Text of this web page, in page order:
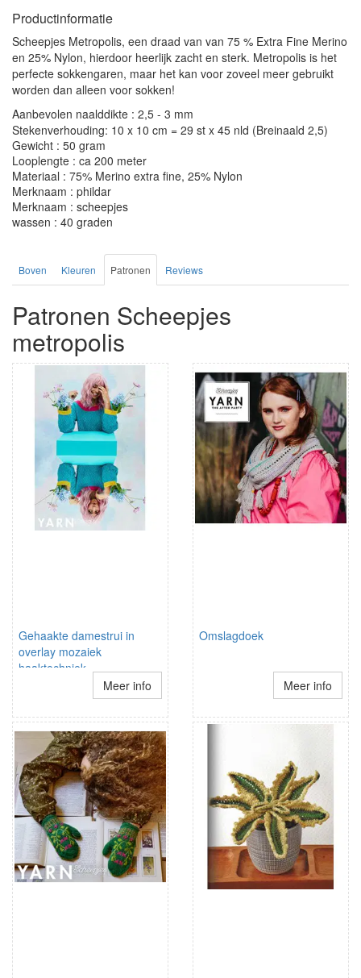
Productinformatie
Scheepjes Metropolis, een draad van van 75 % Extra Fine Merino
en 25% Nylon, hierdoor heerlijk zacht en sterk. Metropolis is het
perfecte sokkengaren, maar het kan voor zoveel meer gebruikt
worden dan alleen voor sokken!
Aanbevolen naalddikte : 2,5 - 3 mm
Stekenverhouding: 10 x 10 cm = 29 st x 45 nld (Breinaald 2,5)
Gewicht : 50 gram
Looplengte : ca 200 meter
Materiaal : 75% Merino extra fine, 25% Nylon
Merknaam : phildar
Merknaam : scheepjes
wassen : 40 graden
Boven Kleuren Patronen Reviews
Patronen Scheepjes
metropolis
Gehaakte damestrui in
overlay mozaiek
haaktechniek
Meer info
Omslagdoek
Meer info